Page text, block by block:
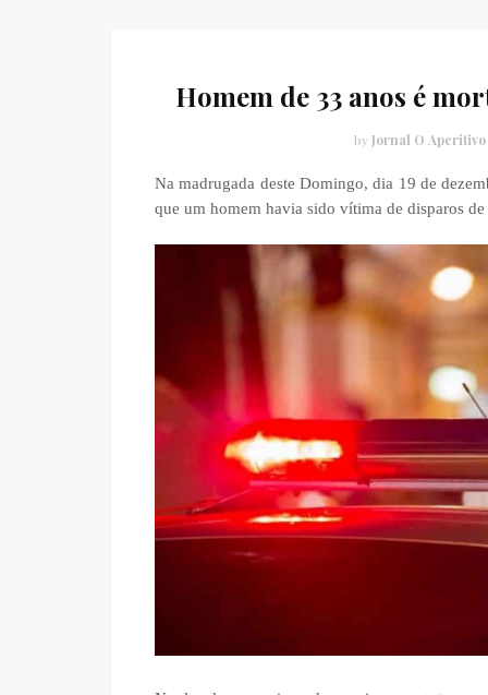
Homem de 33 anos é
by Jornal O Aperitivo
Na madrugada deste Domingo, dia 19 de
que um homem havia sido vítima de disparos